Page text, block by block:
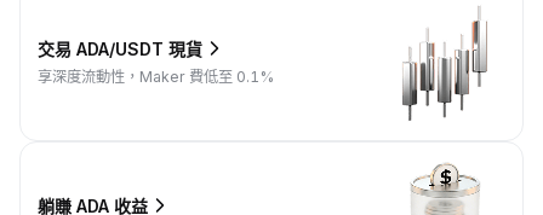
交易 ADA/USDT 現貨
享深度流動性，Maker 費低至 0.1%
躺賺 ADA 收益